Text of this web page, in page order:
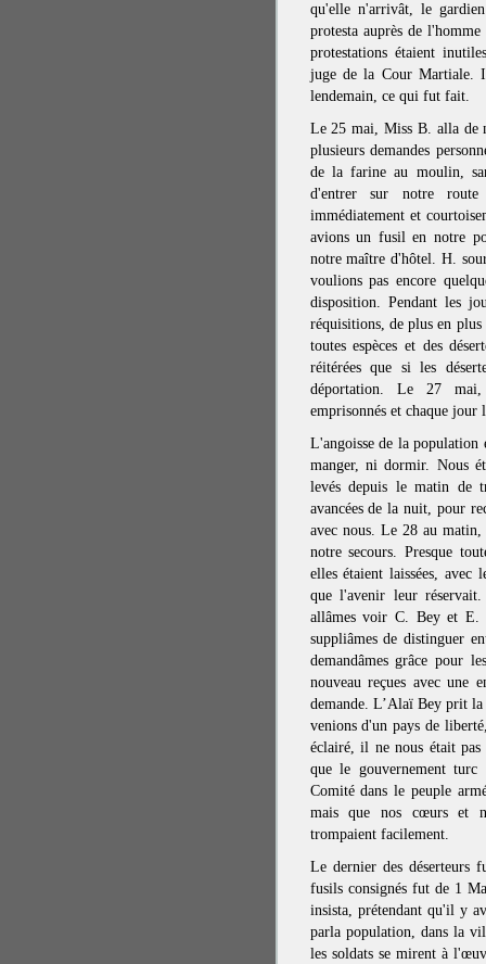
qu'elle n'arrivât, le
protesta auprès de
protestations étaient
juge de la Cour Martiale.
lendemain, ce qui fut fait.
Le 25 mai, Miss B. alla de
plusieurs demandes
de la farine au moulin,
d'entrer sur notre
immédiatement et
avions un fusil en notre
notre maître d'hôtel. H.
voulions pas encore
disposition. Pendant les
réquisitions, de plus en
toutes espèces et des
réitérées que si les
déportation. Le 27
emprisonnés et chaque jour
L'angoisse de la population
manger, ni dormir. Nous
levés depuis le matin de
avancées de la nuit, pour
avec nous. Le 28 au
notre secours. Presque
elles étaient laissées, avec
que l'avenir leur
allâmes voir C. Bey et E.
suppliâmes de distinguer
demandâmes grâce pour
nouveau reçues avec une
demande. L’Alaï Bey prit la
venions d'un pays de
éclairé, il ne nous était pas
que le gouvernement
Comité dans le peuple
mais que nos cœurs et
trompaient facilement.
Le dernier des
fusils consignés fut de 1
insista, prétendant qu'il y
parla population, dans la
les soldats se mirent à